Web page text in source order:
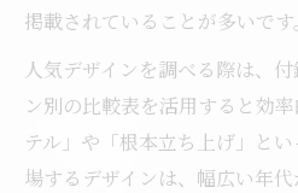
掲載されていることが多いです。
人気デザインを調べる際は、
ン別の比較表を活用すると効
テル」や「根本立ち上げ」と
場するデザインは、幅広い年代